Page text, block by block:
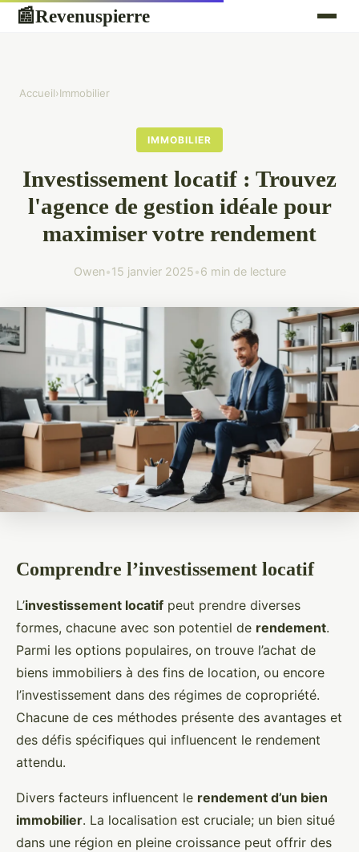
📰Revenuspierre
Accueil›Immobilier
IMMOBILIER
Investissement locatif : Trouvez
l'agence de gestion idéale pour
maximiser votre rendement
Owen•15 janvier 2025•6 min de lecture
Comprendre l’investissement locatif
L’investissement locatif peut prendre diverses
formes, chacune avec son potentiel de rendement.
Parmi les options populaires, on trouve l’achat de
biens immobiliers à des fins de location, ou encore
l’investissement dans des régimes de copropriété.
Chacune de ces méthodes présente des avantages et
des défis spécifiques qui influencent le rendement
attendu.
Divers facteurs influencent le rendement d’un bien
immobilier. La localisation est cruciale; un bien situé
dans une région en pleine croissance peut offrir des